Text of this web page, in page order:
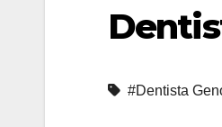
#Dentista